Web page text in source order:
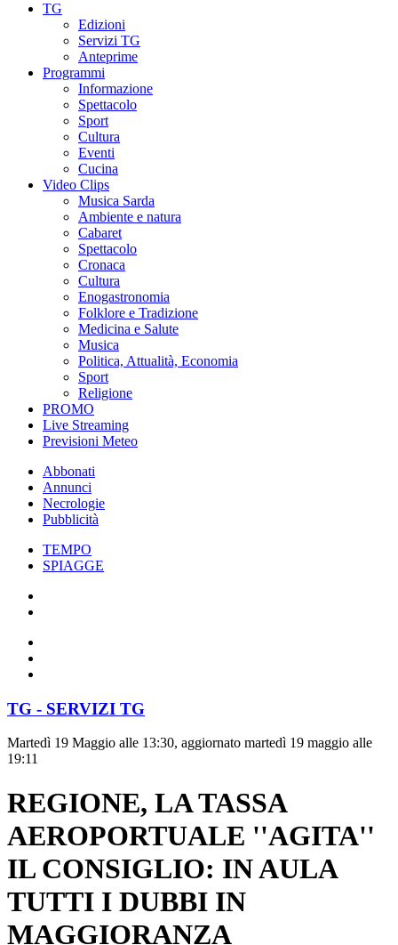
TG
Edizioni
Servizi TG
Anteprime
Programmi
Informazione
Spettacolo
Sport
Cultura
Eventi
Cucina
Video Clips
Musica Sarda
Ambiente e natura
Cabaret
Spettacolo
Cronaca
Cultura
Enogastronomia
Folklore e Tradizione
Medicina e Salute
Musica
Politica, Attualità, Economia
Sport
Religione
PROMO
Live Streaming
Previsioni Meteo
Abbonati
Annunci
Necrologie
Pubblicità
TEMPO
SPIAGGE
TG - SERVIZI TG
Martedì 19 Maggio alle 13:30, aggiornato martedì 19 maggio alle
19:11
REGIONE, LA TASSA
AEROPORTUALE ''AGITA''
IL CONSIGLIO: IN AULA
TUTTI I DUBBI IN
MAGGIORANZA